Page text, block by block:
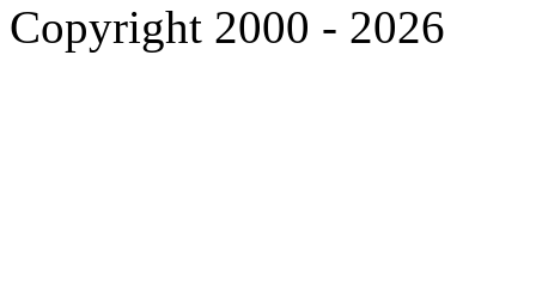
Copyright 2000 - 2026